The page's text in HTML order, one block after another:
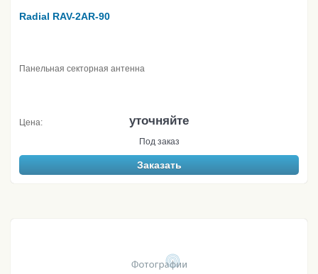
Radial RAV-2AR-90
Панельная секторная антенна
Цена: уточняйте
Под заказ
Заказать